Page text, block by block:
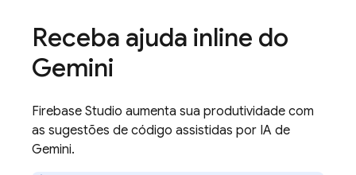
Receba ajuda inline do
Gemini
Firebase Studio aumenta sua produtividade com
as sugestões de código assistidas por IA de
Gemini.